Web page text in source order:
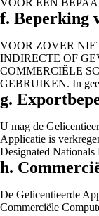
f. Beperking
VOOR ZOVER
INDIRECTE OF
COMMERCIËLE
GEBRUIKEN. In
g.
U mag de
Applicatie is
Designated
h.
De Gelicentieerde
Commerciële